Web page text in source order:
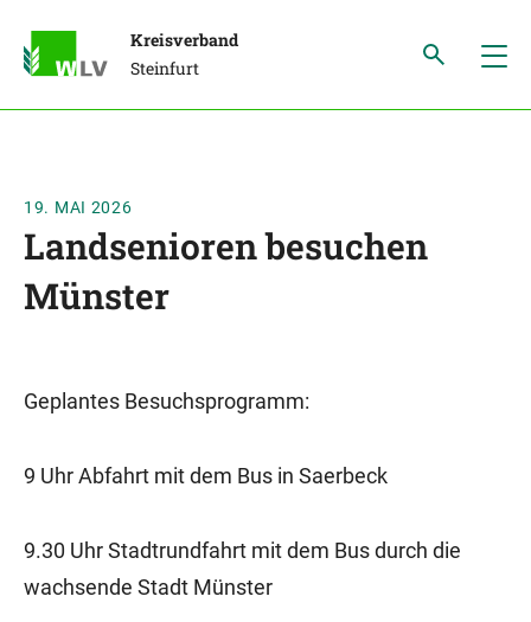
Kreisverband
Steinfurt
19. MAI 2026
Landsenioren besuchen
Münster
Geplantes Besuchsprogramm:
9 Uhr Abfahrt mit dem Bus in Saerbeck
9.30 Uhr Stadtrundfahrt mit dem Bus durch die
wachsende Stadt Münster